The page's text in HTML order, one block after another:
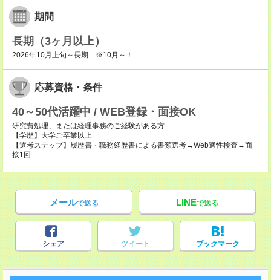
期間
長期（3ヶ月以上）
2026年10月上旬～長期 ※10月～！
応募資格・条件
40～50代活躍中 / WEB登録・面接OK
研究費処理、または経理事務のご経験がある方
【学歴】大学ご卒業以上
【選考ステップ】履歴書・職務経歴書による書類選考→Web適性検査→面
接1回
メールで送る LINEで送る
シェア ツイート ブックマーク